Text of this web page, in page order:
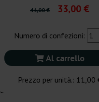
44,00 € 33,00 €
Numero di confezioni:
Al carrello
Prezzo per unità.: 11,00